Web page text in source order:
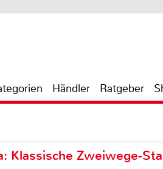
Händler Ratgeber
Klassische Zweiwege-